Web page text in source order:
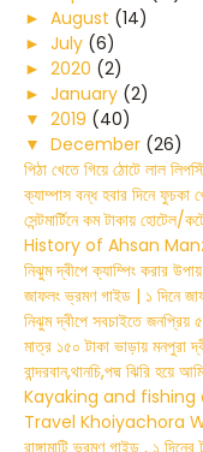
► August (14)
► July (6)
► 2020 (2)
► January (2)
▼ 2019 (40)
▼ December (26)
পিঠা খেতে গিয়ে ঠোটে লাল
ক্যাম্পাস বন্ধ হবার দিনে ফুচকা
সেন্টমার্টিনে কম টাকায় হোটেল/
History of Ahsan
নিঝুম দ্বীপে ক্যাম্পিং করার
জাফলং ভ্রমণ গাইড | ১ দিনে
নিঝুম দ্বীপে সবচাইতে জনপ্রিয়
মাত্র ১৫০ টাকা ভাড়ায় মনপুরা
বান্দরবান,থানচি,পদ্ম ঝিরি হয়ে
Kayaking and fishing
Travel Khoiyachora
রাঙ্গামাটি ভ্রমণ গাইড , ১